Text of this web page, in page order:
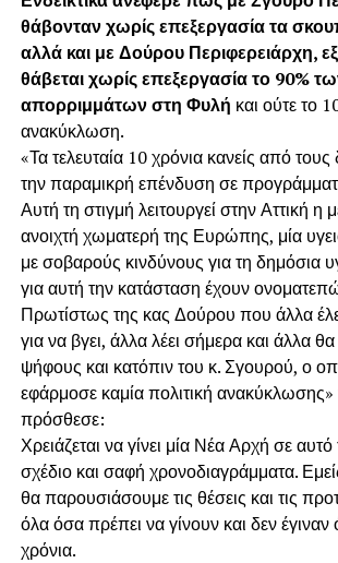
θάβονταν χωρίς επεξεργασία τα
αλλά και με Δούρου Περιφερειάρχη,
θάβεται χωρίς επεξεργασία το 90%
απορριμμάτων στη Φυλή και ούτε το
ανακύκλωση.
«Τα τελευταία 10 χρόνια κανείς από
την παραμικρή επένδυση σε
Αυτή τη στιγμή λειτουργεί στην Αττική η
ανοιχτή χωματερή της Ευρώπης, μία
με σοβαρούς κινδύνους για τη δημόσια
για αυτή την κατάσταση έχουν
Πρωτίστως της κας Δούρου που άλλα
για να βγει, άλλα λέει σήμερα και άλλα
ψήφους και κατόπιν του κ. Σγουρού, ο
εφάρμοσε καμία πολιτική ανακύκλωσης»
πρόσθεσε:
Χρειάζεται να γίνει μία Νέα Αρχή σε
σχέδιο και σαφή χρονοδιαγράμματα.
θα παρουσιάσουμε τις θέσεις και τις
όλα όσα πρέπει να γίνουν και δεν έγιναν
χρόνια.